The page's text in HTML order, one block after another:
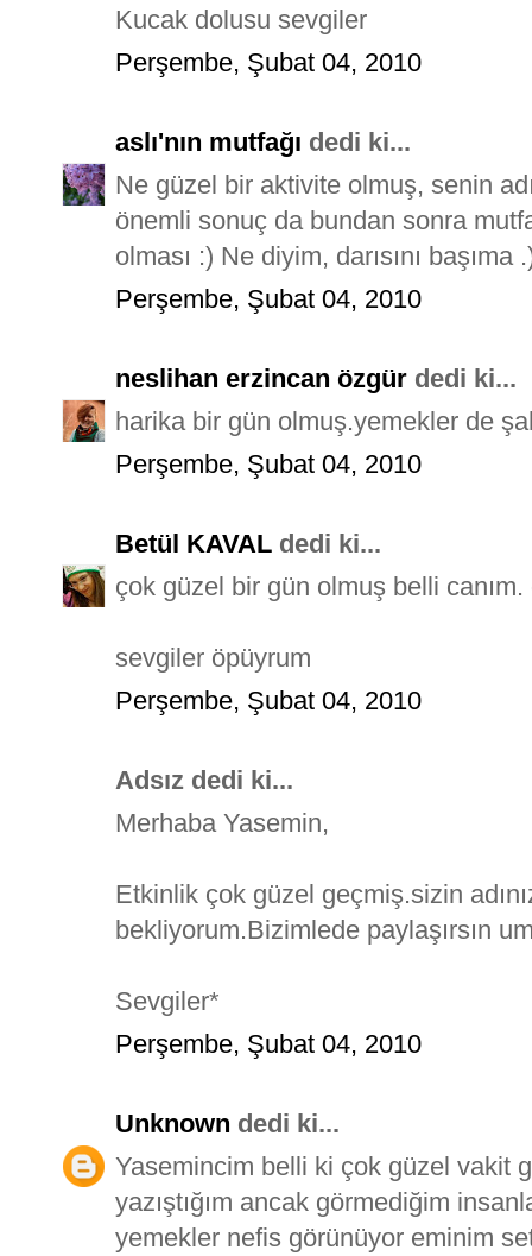
Kucak dolusu sevgiler
Perşembe, Şubat 04, 2010
aslı'nın mutfağı dedi ki...
Ne güzel bir aktivite olmuş, senin
önemli sonuç da bundan sonra
olması :) Ne diyim, darısını başıma
Perşembe, Şubat 04, 2010
neslihan erzincan özgür dedi ki...
harika bir gün olmuş.yemekler de
Perşembe, Şubat 04, 2010
Betül KAVAL dedi ki...
çok güzel bir gün olmuş belli canım.
sevgiler öpüyrum
Perşembe, Şubat 04, 2010
Adsız dedi ki...
Merhaba Yasemin,
Etkinlik çok güzel geçmiş.sizin
bekliyorum.Bizimlede paylaşırsın
Sevgiler*
Perşembe, Şubat 04, 2010
Unknown dedi ki...
Yasemincim belli ki çok güzel vakit
yazıştığım ancak görmediğim
yemekler nefis görünüyor eminim